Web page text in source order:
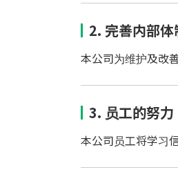
2. 完善内部体
本公司为维护及改
3. 员工的努力
本公司员工将学习